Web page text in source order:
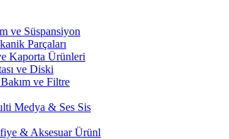
ve Süspansiyon
Parçaları
Kaporta Ürünleri
ve Diski
ve Filtre
Medya & Ses Sis
& Aksesuar Ürünl